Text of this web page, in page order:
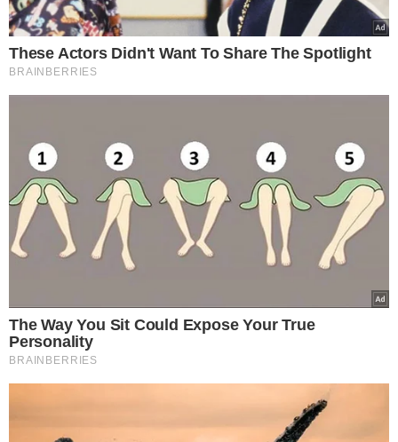
These Actors Didn't Want To Share The Spotlight
BRAINBERRIES
The Way You Sit Could Expose Your True
Personality
BRAINBERRIES